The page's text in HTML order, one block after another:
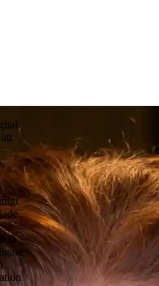
få